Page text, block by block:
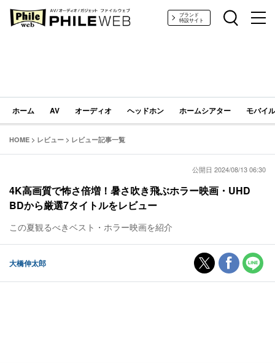
PHILE WEB｜AV/オーディオ/ガジェットブランド
特設サイト
ホーム AV オーディオ ヘッドホン ホームシアター モバイ
HOME > レビュー > レビュー記事一覧
公開日 2024/08/13 06:30
4K高画質で怖さ倍増！暑さ吹き飛ぶホラー映画・UHD
BDから厳選7タイトルをレビュー
この夏観るべきベスト・ホラー映画を紹介
大橋伸太郎